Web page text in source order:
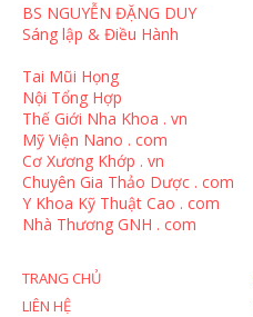
BS NGUYỄN ĐẶNG DUY
Sáng lập & Điều Hành
Tai Mũi Họng
Nội Tổng Hợp
Thế Giới Nha Khoa . vn
Mỹ Viện Nano . com
Cơ Xương Khớp . vn
Chuyên Gia Thảo Dược . com
Y Khoa Kỹ Thuật Cao . com
Nhà Thương GNH . com
TRANG CHỦ
LIÊN HỆ